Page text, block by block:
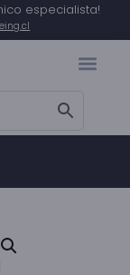
especialista!